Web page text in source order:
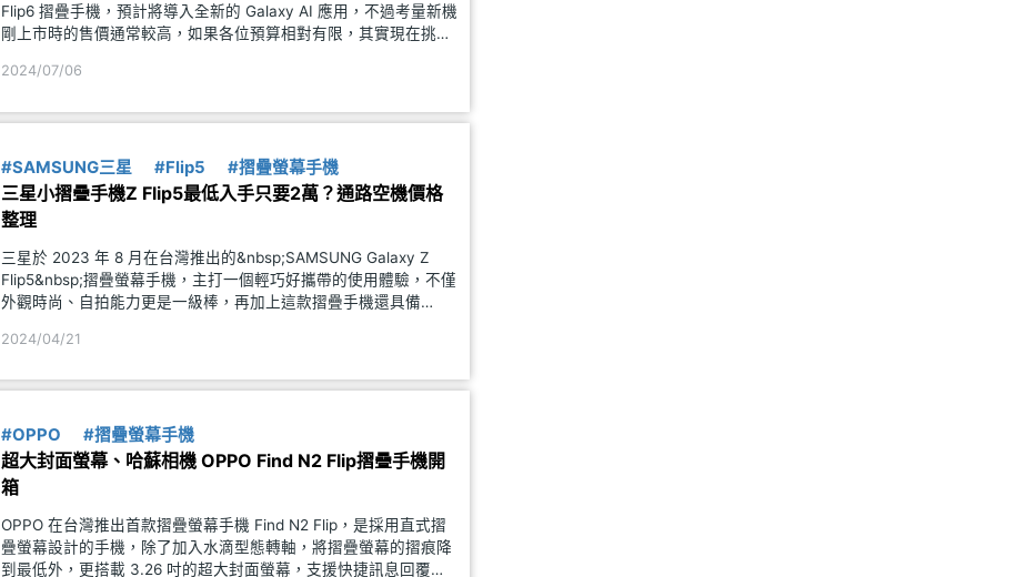
Flip6 摺疊手機，預計將導入全新的 Galaxy AI 應用，不過考量新機
剛上市時的售價通常較高，如果各位預算相對有限，其實現在挑
2024/07/06
#SAMSUNG三星 #Flip5 #摺疊螢幕手機
三星小摺疊手機Z Flip5最低入手只要2萬？通路空機價格
整理
三星於 2023 年 8 月在台灣推出的&nbsp;SAMSUNG Galaxy Z
Flip5&nbsp;摺疊螢幕手機，主打一個輕巧好攜帶的使用體驗，不僅
外觀時尚、自拍能力更是一級棒，再加上這款摺疊手機還具備
始價格並不便宜，但隨著&n
2024/04/21
#OPPO #摺疊螢幕手機
超大封面螢幕、哈蘇相機 OPPO Find N2 Flip摺疊手機開
箱
OPPO 在台灣推出首款摺疊螢幕手機 Find N2 Flip，是採用直式摺
疊螢幕設計的手機，除了加入水滴型態轉軸，將摺疊螢幕的摺痕降
到最低外，更搭載 3.26 吋的超大封面螢幕，支援快捷訊息回覆功